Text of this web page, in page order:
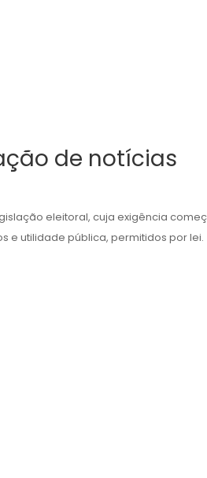
de notícias
eleitoral, cuja exigência
e utilidade pública, permitidos por lei.